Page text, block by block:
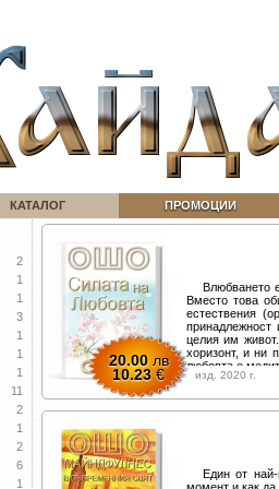
КАТАЛОГ ПРОМОЦИИ
2
1
1
3
1
1
1
11
2
1
2
6
1
изд. 2020 г.
Влюбването
Вместо това
естествения
принадлежност
целия им
хоризонт, и ни
любовта е
в нас и към
20.00лв
10.23€
Един от